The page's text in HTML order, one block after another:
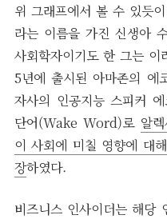
위 그래프에서 볼 수 있듯
라는 이름을 가진 신생아
사회학자이기도 한 그는 이
5년에 출시된 아마존의 에
자사의 인공지능 스피커
단어(Wake Word)로 알
이 사회에 미칠 영향에 대
장하였다.
비즈니스 인사이더는 해당